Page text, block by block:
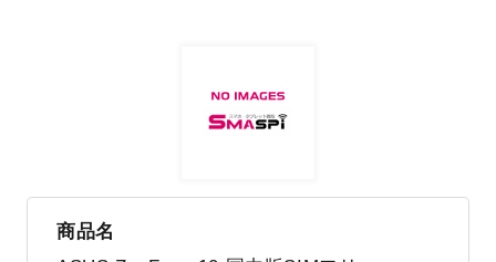
商品名